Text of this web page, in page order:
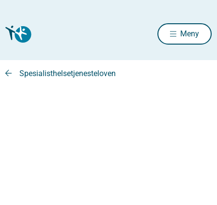
Meny
Spesialisthelsetjenesteloven